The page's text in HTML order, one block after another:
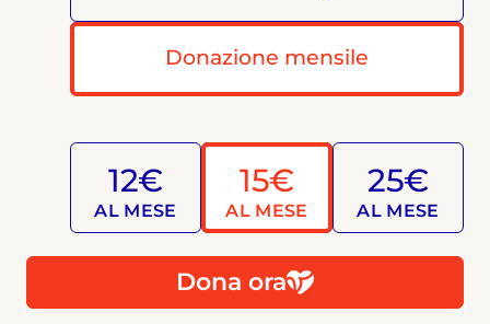
Donazione mensile
12€
AL MESE
15€
AL MESE
25€
AL MESE
Dona ora